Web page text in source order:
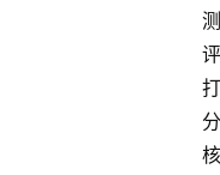
测
评
打
分
核